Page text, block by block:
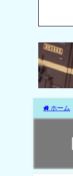
ホーム